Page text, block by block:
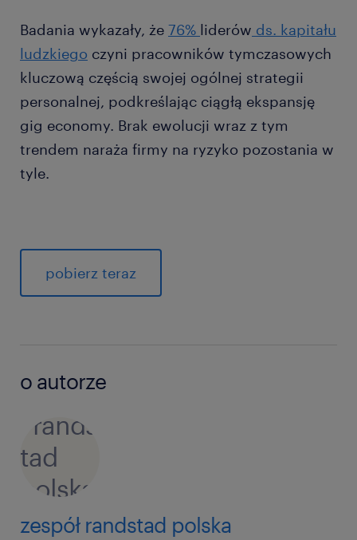
Badania wykazały, że 76% liderów ds. kapitału
ludzkiego czyni pracowników tymczasowych
kluczową częścią swojej ogólnej strategii
personalnej, podkreślając ciągłą ekspansję
gig economy. Brak ewolucji wraz z tym
trendem naraża firmy na ryzyko pozostania w
tyle.
pobierz teraz
o autorze
zespół randstad polska